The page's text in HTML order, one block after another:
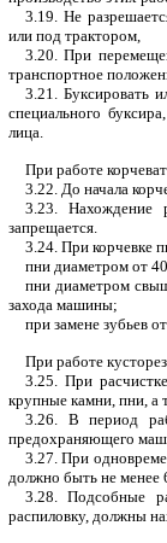
3.19. Не
или под трактором,
3.20. При
транспортное
3.21. Буксировать
специального
лица.
При работе
3.22. До начала
3.23. Нахождение
запрещается.
3.24. При корчевке
пни диаметром от
пни диаметром
захода машины;
при замене зубьев
При работе
3.25. При
крупные камни, пни, а
3.26. В период
предохраняющего
3.27. При
должно быть не менее
3.28. Подсобные
распиловку, должны